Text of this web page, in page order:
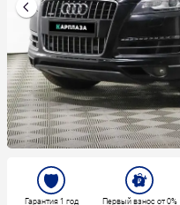
Гарантия 1 год Первый взнос от 0%